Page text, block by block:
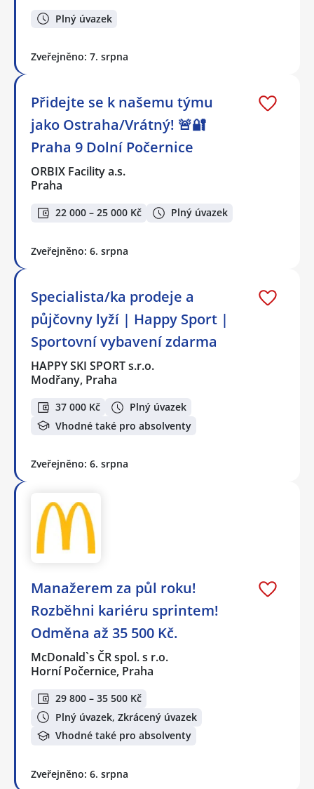
Plný úvazek
Zveřejněno: 7. srpna
Přidejte se k našemu týmu
jako Ostraha/Vrátný! 🚨🔐
Praha 9 Dolní Počernice
ORBIX Facility a.s.
Praha
22 000 – 25 000 Kč Plný úvazek
Zveřejněno: 6. srpna
Specialista/ka prodeje a
půjčovny lyží | Happy Sport |
Sportovní vybavení zdarma
HAPPY SKI SPORT s.r.o.
Modřany, Praha
37 000 Kč
Plný úvazek
Vhodné také pro absolventy
Zveřejněno: 6. srpna
Manažerem za půl roku!
Rozběhni kariéru sprintem!
Odměna až 35 500 Kč.
McDonald`s ČR spol. s r.o.
Horní Počernice, Praha
29 800 – 35 500 Kč
Plný úvazek, Zkrácený úvazek
Vhodné také pro absolventy
Zveřejněno: 6. srpna